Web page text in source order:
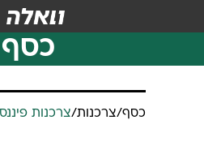
כסף
כסף/צרכנות/צרכנות